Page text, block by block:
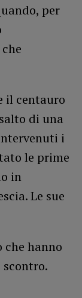
per
il centauro
di una
i
le prime
in
Le sue
che hanno
scontro.